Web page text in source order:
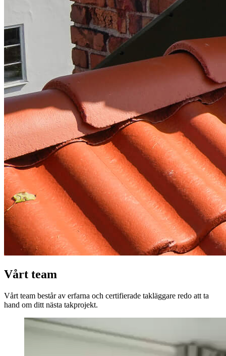
Vårt team
Vårt team består av erfarna och certifierade takläggare redo att ta
hand om ditt nästa takprojekt.